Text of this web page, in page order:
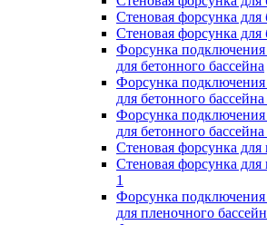
Стеновая форсунка для
Стеновая форсунка для
Форсунка подключения
для бетонного бассейна
Форсунка подключения
для бетонного бассейна
Форсунка подключения
для бетонного бассейна
Стеновая форсунка для
Стеновая форсунка для
1
Форсунка подключения
для пленочного